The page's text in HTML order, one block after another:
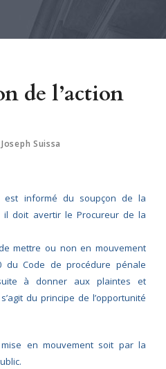
de l’action
Suissa
est informé du soupçon de la
il doit avertir le Procureur de la
mettre ou non en mouvement
du Code de procédure pénale
à donner aux plaintes et
du principe de l’opportunité
en mouvement soit par la